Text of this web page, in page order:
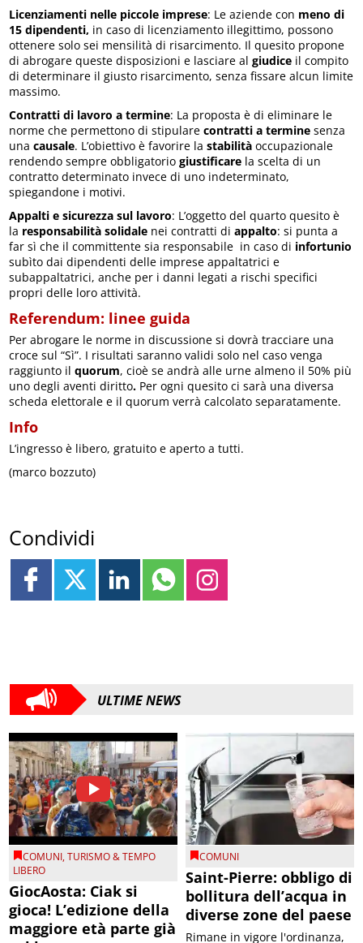
Licenziamenti nelle piccole imprese: Le aziende con meno di
15 dipendenti, in caso di licenziamento illegittimo, possono
ottenere solo sei mensilità di risarcimento. Il quesito propone
di abrogare queste disposizioni e lasciare algiudice il compito
di determinare il giusto risarcimento, senza fissare alcun limite
massimo.
Contratti di lavoro a termine: La proposta è di eliminare le
norme che permettono di stipularecontratti a termine senza
unacausale. L’obiettivo è favorire lastabilità occupazionale
rendendo sempre obbligatoriogiustificare la scelta di un
contratto determinato invece di uno indeterminato,
spiegandone i motivi.
Appalti e sicurezza sul lavoro: L’oggetto del quarto quesito è
la responsabilità solidale nei contratti diappalto: si punta a
far sì che il committente sia responsabile in caso di infortunio
subìto dai dipendenti delle imprese appaltatrici e
subappaltatrici, anche per i danni legati a rischi specifici
propri delle loro attività.
Referendum: linee guida
Per abrogare le norme in discussione si dovrà tracciare una
croce sul “Sì”. I risultati saranno validi solo nel caso venga
raggiunto ilquorum, cioè se andrà alle urne almeno il 50% più
uno degli aventi diritto. Per ogni quesito ci sarà una diversa
scheda elettorale e il quorum verrà calcolato separatamente.
Info
L’ingresso è libero, gratuito e aperto a tutti.
(marco bozzuto)
Condividi
ULTIME NEWS
COMUNI,TURISMO & TEMPO
LIBERO
GiocAosta: Ciak si
gioca! L’edizione della
maggiore età parte già
COMUNI
Saint-Pierre: obbligo di
bollitura dell’acqua in
diverse zone del paese
Rimane in vigore l'ordinanza,